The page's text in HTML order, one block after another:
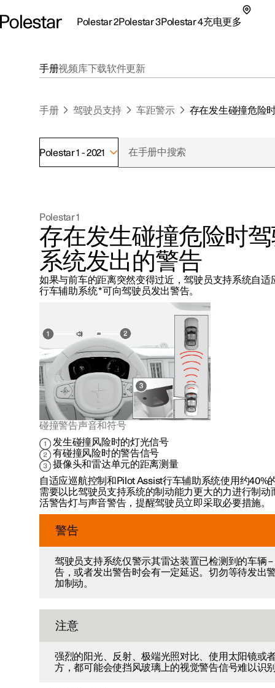
Polestar 2Polestar 3Polestar 4充电更多
联系我们
极星官方二手车
探索Polestar 3
联系我们
公共充电
家庭充电
车主服务
新闻
注册新闻
（在新窗
手册视频库下载软件更新
手册 驾驶员支持 车距警示 存在发生碰撞危险
Polestar 1 - 2021
Polestar 1
存在发生碰撞危险时
系统发出的警告
如果与前车的距离突然变得过近，驾驶员支持系统自适
行车辅助系统* 可向驾驶员发出警告。
碰撞警告声音和符号
发生碰撞风险时的灯光信号
有碰撞风险时的警告信号
摄像头和雷达单元的距离测量
自适应巡航控制和Pilot Assist行车辅助系统使用约40%
需要以比驾驶员支持系统的制动能力更大的力进行制动
活警告灯与声音警告，提醒驾驶员立即采取必要措施。
警告
驾驶员支持系统仅警示其雷达装置已检测到的车辆
告，或者发出警告时会有一定延迟。切勿等待发出
加制动。
注意
强烈的阳光、反射、极端光照对比、使用太阳镜或
方，都可能会使挡风玻璃上的视觉警告信号难以识